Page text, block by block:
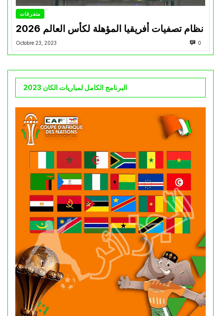
متفرقات
نظام تصفيات أفريقيا المؤهلة لكأس العالم 2026
Octobre 23, 2023 0
البرنامج الكامل لمباريات الكان 2023